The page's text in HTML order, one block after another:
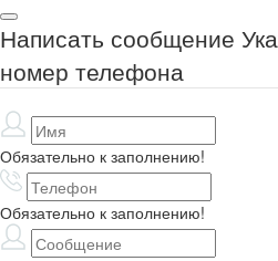
Написать сообщение
номер телефона
Обязательно к заполнению!
Обязательно к заполнению!